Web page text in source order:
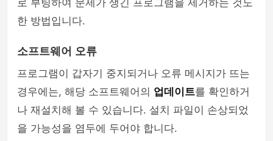
로 부팅하여 문제가 생긴 프로그램을 제거하는 것도
한 방법입니다.
소프트웨어 오류
프로그램이 갑자기 중지되거나 오류 메시지가 뜨는
경우에는, 해당 소프트웨어의 업데이트를 확인하거
나 재설치해 볼 수 있습니다. 설치 파일이 손상되었
을 가능성을 염두에 두어야 합니다.